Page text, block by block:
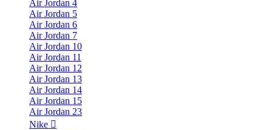
Air Jordan 4
Air Jordan 5
Air Jordan 6
Air Jordan 7
Air Jordan 10
Air Jordan 11
Air Jordan 12
Air Jordan 13
Air Jordan 14
Air Jordan 15
Air Jordan 23
Nike